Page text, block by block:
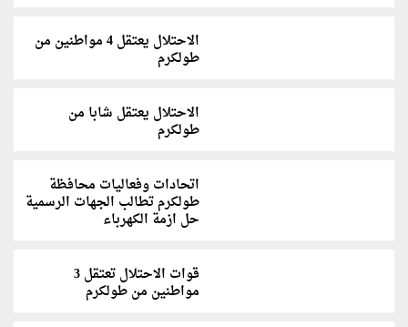
الاحتلال يعتقل 4 مواطنين من
طولكرم
الاحتلال يعتقل شابا من
طولكرم
اتحادات وفعاليات محافظة
طولكرم تطالب الجهات الرسمية
حل ازمة الكهرباء
قوات الاحتلال تعتقل 3
مواطنين من طولكرم